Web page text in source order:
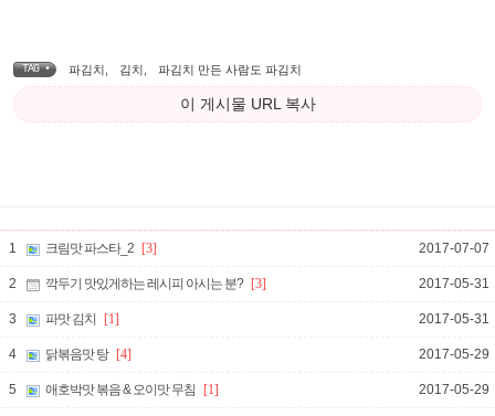
TAG • 파김치 김치 파김치 만든 사람도 파김치
이 게시물 URL 복사
1 크림맛 파스타_2 [3] 2017-07-07
2 깍두기 맛있게하는 레시피 아시는 분? [3] 2017-05-31
3 파맛 김치 [1] 2017-05-31
4 닭볶음맛 탕 [4] 2017-05-29
5 애호박맛 볶음 & 오이맛 무침 [1] 2017-05-29